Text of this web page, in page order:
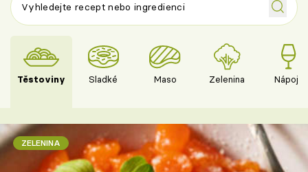
Těstoviny Sladké Maso Zelenina Nápoje
ZELENINA